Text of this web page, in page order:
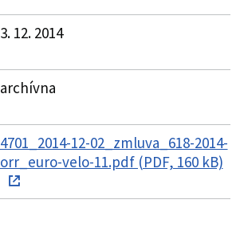
3. 12. 2014
archívna
4701_2014-12-02_zmluva_618-2014-
orr_euro-velo-11.pdf (PDF, 160 kB)